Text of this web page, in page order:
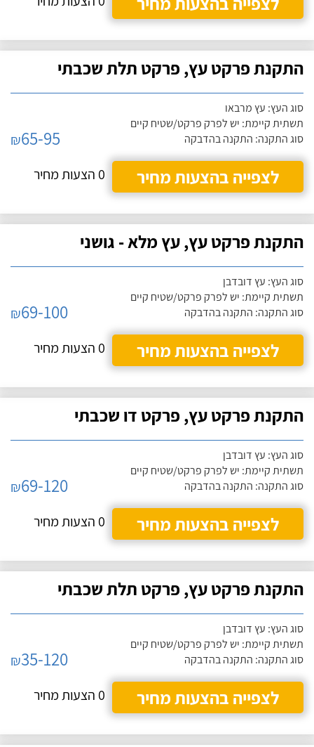
התקנת פרקט עץ, פרקט תלת שכבתי
סוג העץ: עץ מרבאו
תשתית קיימת: יש לפרק פרקט/שטיח קיים
סוג התקנה: התקנה בהדבקה
₪65-95
לצפייה בהצעות מחיר
0 הצעות מחיר
התקנת פרקט עץ, עץ מלא - גושני
סוג העץ: עץ דובדבן
תשתית קיימת: יש לפרק פרקט/שטיח קיים
סוג התקנה: התקנה בהדבקה
₪69-100
לצפייה בהצעות מחיר
0 הצעות מחיר
התקנת פרקט עץ, פרקט דו שכבתי
סוג העץ: עץ דובדבן
תשתית קיימת: יש לפרק פרקט/שטיח קיים
סוג התקנה: התקנה בהדבקה
₪69-120
לצפייה בהצעות מחיר
0 הצעות מחיר
התקנת פרקט עץ, פרקט תלת שכבתי
סוג העץ: עץ דובדבן
תשתית קיימת: יש לפרק פרקט/שטיח קיים
סוג התקנה: התקנה בהדבקה
₪35-120
לצפייה בהצעות מחיר
0 הצעות מחיר